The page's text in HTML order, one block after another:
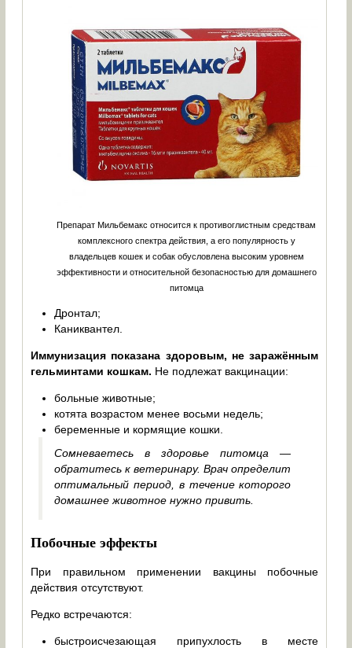
Препарат Мильбемакс относится к противоглистным средствам
комплексного спектра действия, а его популярность у
владельцев кошек и собак обусловлена высоким уровнем
эффективности и относительной безопасностью для домашнего
питомца
Дронтал;
Каниквантел.
Иммунизация показана здоровым, не заражённым
гельминтами кошкам. Не подлежат вакцинации:
больные животные;
котята возрастом менее восьми недель;
беременные и кормящие кошки.
Сомневаетесь в здоровье питомца —
обратитесь к ветеринару. Врач определит
оптимальный период, в течение которого
домашнее животное нужно привить.
Побочные эффекты
При правильном применении вакцины побочные
действия отсутствуют.
Редко встречаются:
быстроисчезающая припухлость в месте